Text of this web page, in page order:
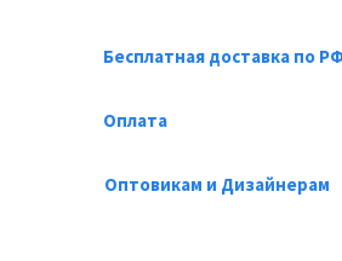
Бесплатная доставка по
Оплата
Оптовикам и Дизайнерам